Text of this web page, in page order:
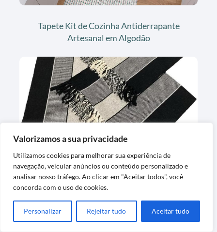
Valorizamos a sua privacidade
Utilizamos cookies para melhorar sua experiência de
navegação, veicular anúncios ou conteúdo personalizado e
analisar nosso tráfego. Ao clicar em "Aceitar todos", você
concorda com o uso de cookies.
Personalizar Rejeitar tudo Aceitar tudo
Tapete Kit de Cozinha Antiderrapante
Artesanal em Algodão
Preto Listrado